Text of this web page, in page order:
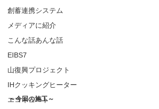
創蓄連携システム
メディアに紹介
こんな話あんな話
EIBS7
山復興プロジェクト
IHクッキングヒーター
エコキュート
～今回の施工～